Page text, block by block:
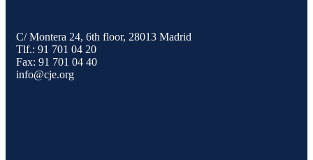
C/ Montera 24, 6th floor, 28013 Madrid
Tlf.: 91 701 04 20
Fax: 91 701 04 40
info@cje.org